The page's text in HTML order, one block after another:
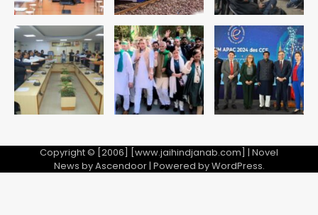
5
Second Monday of Sawan: सावन
के दूसरे सोमवार पर शिवालयों में आस्था का
सैलाब
Avinash Kumar
Copyright © [2006] [www.jaihindjanab.com] | Novel
News byAscendoor| Powered byWordPress.